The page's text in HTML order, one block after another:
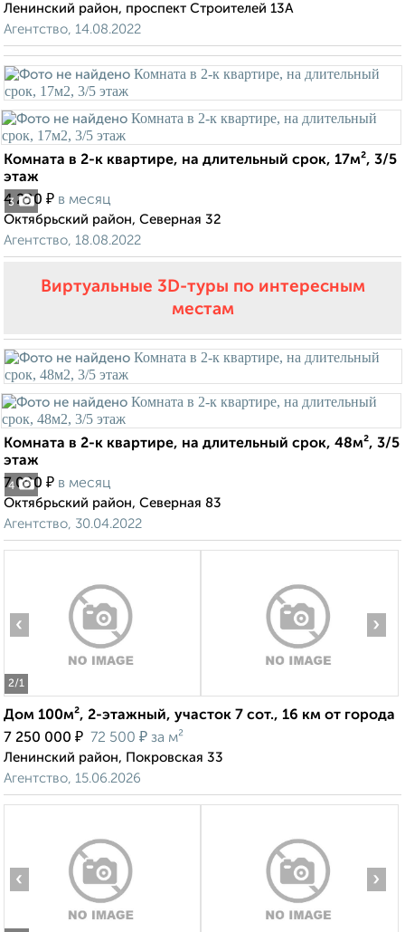
Ленинский район, проспект Строителей 13А
Агентство, 14.08.2022
3
Комната в 2-к квартире, на длительный срок, 17м², 3/5
этаж
4 200 ₽ в месяц
Октябрьский район, Северная 32
Агентство, 18.08.2022
Виртуальные 3D-туры по интересным
местам
4
Комната в 2-к квартире, на длительный срок, 48м², 3/5
этаж
7 000 ₽ в месяц
Октябрьский район, Северная 83
Агентство, 30.04.2022
2/1
‹ ›
Дом 100м², 2-этажный, участок 7 сот., 16 км от города
7 250 000 ₽ 72 500 ₽ за м²
Ленинский район, Покровская 33
Агентство, 15.06.2026
‹ ›